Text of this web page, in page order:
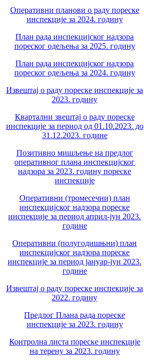
Оперативни планови о раду пореске
инспекције за 2024. годину
План рада инспекцијског надзора
пореског одељења за 2025. годину
План рада инспекцијског надзора
пореског одељења за 2024. годину
Извештај о раду пореске инспекције за
2023. годину
Квартални звештај о раду пореске
инспекције за период од 01.10.2023. до
31.12.2023. године
Позитивно мишљење на предлог
оперативног плана инспекцијског
надзора за 2023. годину пореске
инспекције
Оперативни (тромесечни) план
инспекцијског надзора пореске
инспекције за период април-јун 2023.
године
Оперативни (полугодишњни) план
инспекцијског надзора пореске
инспекције за период јануар-јун 2023.
године
Извештај о раду пореске инспекције за
2022. годину
Предлог Плана рада пореске
инспекције за 2023. годину
Контролна листа пореске инспекције
на терену за 2023. годину